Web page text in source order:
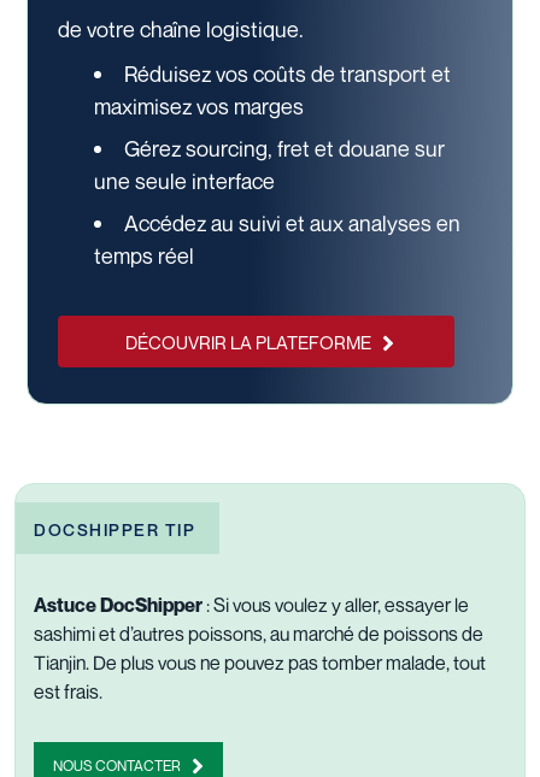
de votre chaîne logistique.
Réduisez vos coûts de transport et
maximisez vos marges
Gérez sourcing, fret et douane sur
une seule interface
Accédez au suivi et aux analyses en
temps réel
DÉCOUVRIR LA PLATEFORME
DOCSHIPPER TIP
Astuce DocShipper : Si vous voulez y aller, essayer le
sashimi et d’autres poissons, au marché de poissons de
Tianjin. De plus vous ne pouvez pas tomber malade, tout
est frais.
NOUS CONTACTER